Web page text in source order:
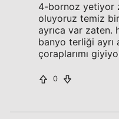
4-bornoz yetiyor
oluyoruz temiz
ayrıca var zaten.
banyo terliği ayrı
çoraplarımı
0